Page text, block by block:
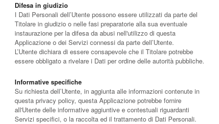
Difesa in giudizio
I Dati Personali dell’Utente possono essere utilizzati da parte del
Titolare in giudizio o nelle fasi preparatorie alla sua eventuale
instaurazione per la difesa da abusi nell'utilizzo di questa
Applicazione o dei Servizi connessi da parte dell’Utente.
L’Utente dichiara di essere consapevole che il Titolare potrebbe
essere obbligato a rivelare i Dati per ordine delle autorità pubbliche.
Informative specifiche
Su richiesta dell’Utente, in aggiunta alle informazioni contenute in
questa privacy policy, questa Applicazione potrebbe fornire
all'Utente delle informative aggiuntive e contestuali riguardanti
Servizi specifici, o la raccolta ed il trattamento di Dati Personali.